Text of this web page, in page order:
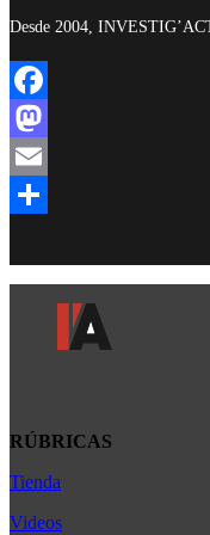
Desde 2004,
Facebook
Mastodon
Email
RÚBRICAS
Africa
América Latina
Tienda
Videos